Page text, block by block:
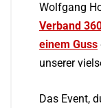
Wolfgang
Verband
einem Guss
unserer
Das Event,